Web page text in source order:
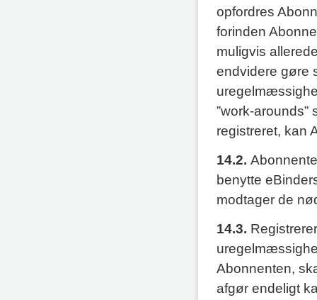
opfordres
forinden
muligvis
endvidere gøre
”work-
registreret, kan
14.2.
benytte
modtager de
14.3.
Abonnenten,
afgør endeligt